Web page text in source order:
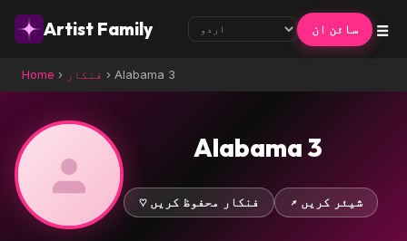
Artist Family سائن ان ☰
Home › فنکار › Alabama 3
Alabama 3
♡ فنکار محفوظ کریں ↗ شیئر کریں